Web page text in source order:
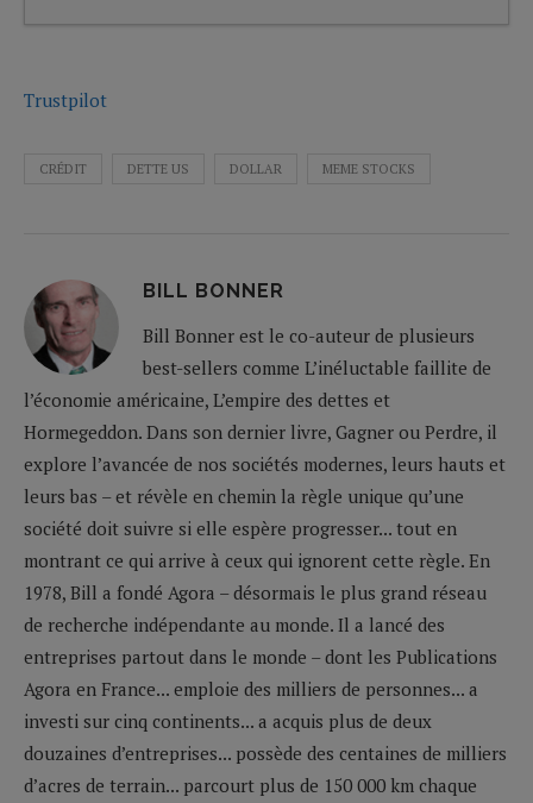
Trustpilot
CRÉDIT DETTE US DOLLAR MEME STOCKS
BILL BONNER
Bill Bonner est le co-auteur de plusieurs
best-sellers comme L’inéluctable faillite de
l’économie américaine, L’empire des dettes et
Hormegeddon. Dans son dernier livre, Gagner ou Perdre, il
explore l’avancée de nos sociétés modernes, leurs hauts et
leurs bas – et révèle en chemin la règle unique qu’une
société doit suivre si elle espère progresser... tout en
montrant ce qui arrive à ceux qui ignorent cette règle. En
1978, Bill a fondé Agora – désormais le plus grand réseau
de recherche indépendante au monde. Il a lancé des
entreprises partout dans le monde – dont les Publications
Agora en France... emploie des milliers de personnes... a
investi sur cinq continents... a acquis plus de deux
douzaines d’entreprises... possède des centaines de milliers
d’acres de terrain... parcourt plus de 150 000 km chaque